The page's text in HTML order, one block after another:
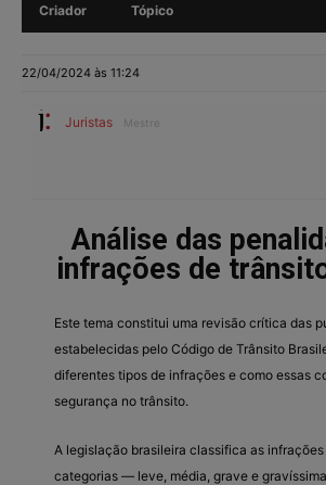
Criador Tópico
22/04/2024 às 11:24
Juristas Mestre
Análise das
infrações de
Este tema constitui uma revisão crítica das
estabelecidas pelo Código de Trânsito
diferentes tipos de infrações e como essas
segurança no trânsito.
A legislação brasileira classifica as
categorias — leve, média, grave e